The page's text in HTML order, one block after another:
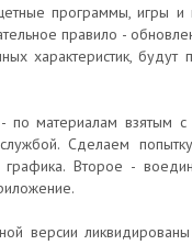
программы, игры и
правило -
характеристик, будут
по материалам взятым
Сделаем
графика. Второе -
версии